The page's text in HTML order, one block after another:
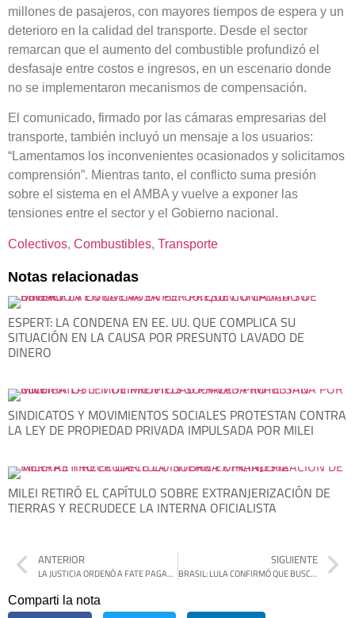
millones de pasajeros, con mayores tiempos de espera y un
deterioro en la calidad del transporte. Desde el sector
remarcan que el aumento del combustible profundizó el
desfasaje entre costos e ingresos, en un escenario donde
no se implementaron mecanismos de compensación.
El comunicado, firmado por las cámaras empresarias del
transporte, también incluyó un mensaje a los usuarios:
“Lamentamos los inconvenientes ocasionados y solicitamos
comprensión”. Mientras tanto, el conflicto suma presión
sobre el sistema en el AMBA y vuelve a exponer las
tensiones entre el sector y el Gobierno nacional.
Colectivos, Combustibles, Transporte
Notas relacionadas
ESPERT: LA CONDENA EN EE. UU. QUE COMPLICA SU
SITUACIÓN EN LA CAUSA POR PRESUNTO LAVADO DE
DINERO
SINDICATOS Y MOVIMIENTOS SOCIALES PROTESTAN CONTRA
LA LEY DE PROPIEDAD PRIVADA IMPULSADA POR MILEI
MILEI RETIRÓ EL CAPÍTULO SOBRE EXTRANJERIZACIÓN DE
TIERRAS Y RECRUDECE LA INTERNA OFICIALISTA
ANTERIOR
LA JUSTICIA ORDENÓ A FATE PAGAR LOS SALARIOS Y RESPALDÓ EL ACUERDO CON EL SUTNA
SIGUIENTE
BRASIL: LULA CONFIRMÓ QUE BUSCARÁ LA REELECCIÓN CON ALCKMIN COMO COMPAÑERO DE FÓRMULA
Comparti la nota